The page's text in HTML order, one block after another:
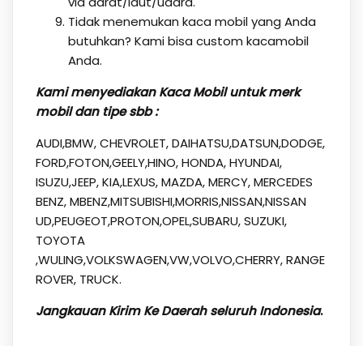
Tidak menemukan kaca mobil yang Anda
butuhkan? Kami bisa custom kacamobil
Anda.
Kami menyediakan Kaca Mobil untuk merk
mobil dan tipe sbb :
AUDI,BMW, CHEVROLET, DAIHATSU,DATSUN,DODGE,
FORD,FOTON,GEELY,HINO, HONDA, HYUNDAI,
ISUZU,JEEP, KIA,LEXUS, MAZDA, MERCY, MERCEDES
BENZ, MBENZ,MITSUBISHI,MORRIS,NISSAN,NISSAN
UD,PEUGEOT,PROTON,OPEL,SUBARU, SUZUKI,
TOYOTA
,WULING,VOLKSWAGEN,VW,VOLVO,CHERRY, RANGE
ROVER, TRUCK.
Jangkauan Kirim Ke Daerah seluruh Indonesia.